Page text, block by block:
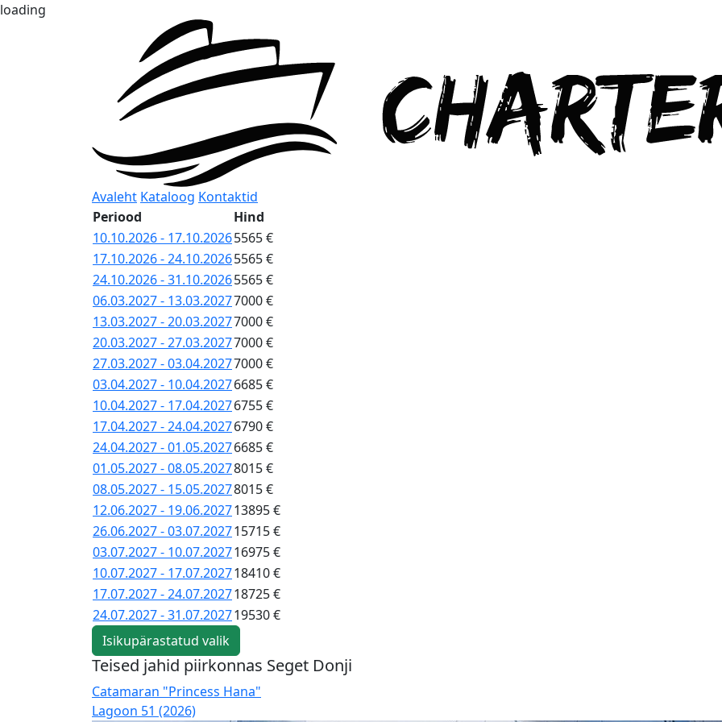
loading
Avaleht Kataloog Kontaktid
Periood
Hind
10.10.2026 - 17.10.20265565 €
17.10.2026 - 24.10.20265565 €
24.10.2026 - 31.10.20265565 €
06.03.2027 - 13.03.20277000 €
13.03.2027 - 20.03.20277000 €
20.03.2027 - 27.03.20277000 €
27.03.2027 - 03.04.20277000 €
03.04.2027 - 10.04.20276685 €
10.04.2027 - 17.04.20276755 €
17.04.2027 - 24.04.20276790 €
24.04.2027 - 01.05.20276685 €
01.05.2027 - 08.05.20278015 €
08.05.2027 - 15.05.20278015 €
12.06.2027 - 19.06.202713895 €
26.06.2027 - 03.07.202715715 €
03.07.2027 - 10.07.202716975 €
10.07.2027 - 17.07.202718410 €
17.07.2027 - 24.07.202718725 €
24.07.2027 - 31.07.202719530 €
Isikupärastatud valik
Teised jahid piirkonnas Seget Donji
Catamaran "Princess Hana"
Lagoon 51 (2026)